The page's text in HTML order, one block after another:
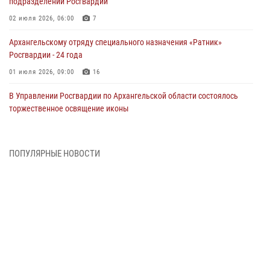
02 июля 2026, 06:00 7
Архангельскому отряду специального назначения «Ратник»
Росгвардии - 24 года
01 июля 2026, 09:00 16
В Управлении Росгвардии по Архангельской области состоялось
торжественное освящение иконы
Военнослужащие по призыву из Архангельской области приняли
ПОПУЛЯРНЫЕ НОВОСТИ